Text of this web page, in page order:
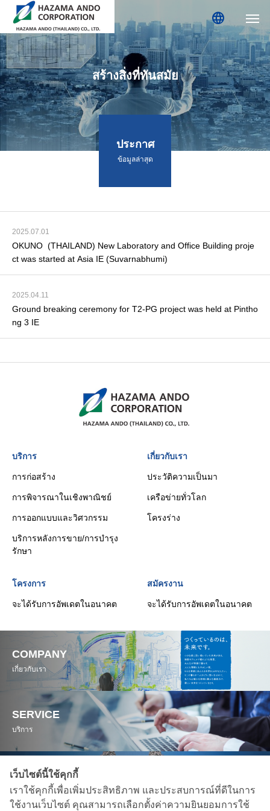
language
สร้างสิ่งที่ทันสมัย
ประกาศ
ข้อมูลล่าสุด
2025.07.01
OKUNO (THAILAND) New Laboratory and Office Building proje
ct was started at Asia IE (Suvarnabhumi)
2025.04.11
Ground breaking ceremony for T2-PG project was held at Pintho
ng 3 IE
บริการ
การก่อสร้าง
การพิจารณาในเชิงพาณิชย์
การออกแบบและวิศวกรรม
บริการหลังการขาย/การบำรุง
รักษา
เกี่ยวกับเรา
ประวัติความเป็นมา
เครือข่ายทั่วโลก
โครงร่าง
โครงการ
จะได้รับการอัพเดตในอนาคต
สมัครงาน
จะได้รับการอัพเดตในอนาคต
COMPANY
เกี่ยวกับเรา
SERVICE
บริการ
WORKS
โครงการ
เว็บไซต์นี้ใช้คุกกี้
เราใช้คุกกี้เพื่อเพิ่มประสิทธิภาพ และประสบการณ์ที่ดีในการ
ใช้งานเว็บไซต์ คุณสามารถเลือกตั้งค่าความยินยอมการใช้